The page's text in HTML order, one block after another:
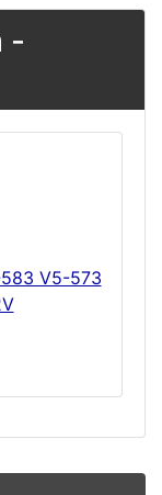
-
V5-573